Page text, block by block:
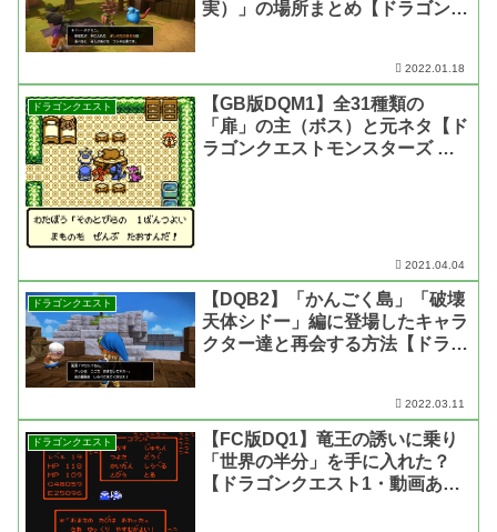
実）」の場所まとめ【ドラゴンク
2022.01.18
ドラゴンクエスト
【GB版DQM1】全31種類の
「扉」の主（ボス）と元ネタ【ド
ラゴンクエストモンスターズ テ
2021.04.04
ドラゴンクエスト
【DQB2】「かんごく島」「破壊
天体シドー」編に登場したキャラ
クター達と再会する方法【ドラゴ
2022.03.11
ドラゴンクエスト
【FC版DQ1】竜王の誘いに乗り
「世界の半分」を手に入れた？
【ドラゴンクエスト1・動画あ